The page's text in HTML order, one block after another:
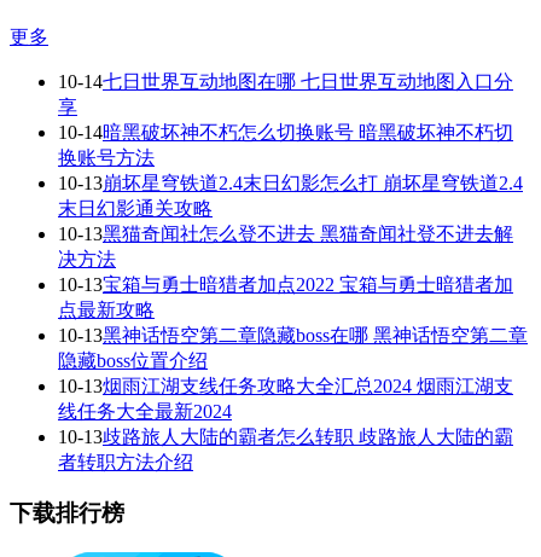
更多
10-14七日世界互动地图在哪 七日世界互动地图入口分
享
10-14暗黑破坏神不朽怎么切换账号 暗黑破坏神不朽切
换账号方法
10-13崩坏星穹铁道2.4末日幻影怎么打 崩坏星穹铁道2.4
末日幻影通关攻略
10-13黑猫奇闻社怎么登不进去 黑猫奇闻社登不进去解
决方法
10-13宝箱与勇士暗猎者加点2022 宝箱与勇士暗猎者加
点最新攻略
10-13黑神话悟空第二章隐藏boss在哪 黑神话悟空第二章
隐藏boss位置介绍
10-13烟雨江湖支线任务攻略大全汇总2024 烟雨江湖支
线任务大全最新2024
10-13歧路旅人大陆的霸者怎么转职 歧路旅人大陆的霸
者转职方法介绍
下载排行榜